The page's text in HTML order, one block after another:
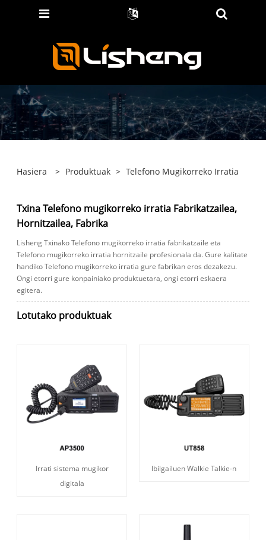
Hasiera > Produktuak > Telefono Mugikorreko Irratia
Txina Telefono mugikorreko irratia Fabrikatzailea,
Hornitzailea, Fabrika
Lisheng Txinako Telefono mugikorreko irratia fabrikatzaile eta
Telefono mugikorreko irratia hornitzaile profesionala da. Gure kalitate
handiko Telefono mugikorreko irratia gure fabrikan eros dezakezu.
Ongi etorri gure konpainiako produktuetara, ongi etorri eskaera
egitera.
Lotutako produktuak
Irrati sistema mugikor
digitala
Ibilgailuen Walkie Talkie-n